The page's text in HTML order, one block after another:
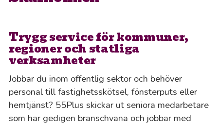
Trygg service för kommuner,
regioner och statliga
verksamheter
Jobbar du inom offentlig sektor och behöver
personal till fastighetsskötsel, fönsterputs eller
hemtjänst? 55Plus skickar ut seniora medarbetare
som har gedigen branschvana och jobbar med